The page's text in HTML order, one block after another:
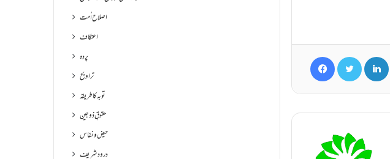
اصلاح اُمت
اعتکاف
پردہ
تراویح
توبہ کا طریقہ
حقوقِ ذوجین
حیض و نفاس
درود شریف